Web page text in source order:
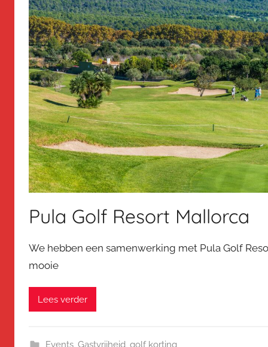
Pula Golf Resort Mallorca
We hebben een samenwerking met Pula Golf
mooie
Lees verder
Events, Gastvrijheid, golf korting